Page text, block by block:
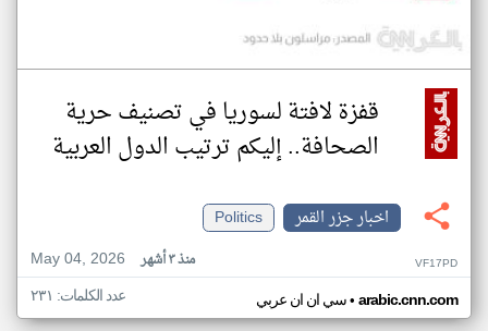
قفزة لافتة لسوريا في تصنيف حرية
الصحافة.. إليكم ترتيب الدول العربية
اخبار جزر القمر
Politics
May 04, 2026
منذ ٣ أشهر VF17PD
سي ان ان عربي• arabic.cnn.com عدد الكلمات: ٢٣١